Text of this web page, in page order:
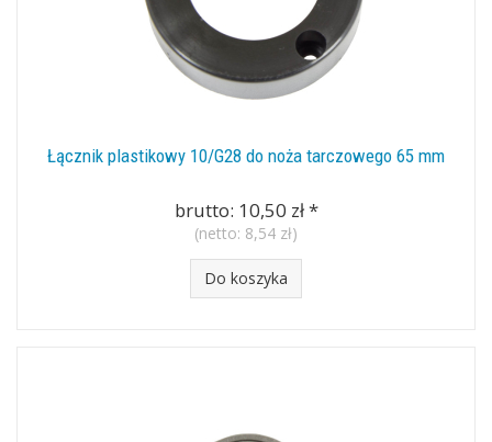
Łącznik plastikowy 10/G28 do noża tarczowego 65 mm
brutto: 10,50 zł*
(netto: 8,54 zł)
Do koszyka